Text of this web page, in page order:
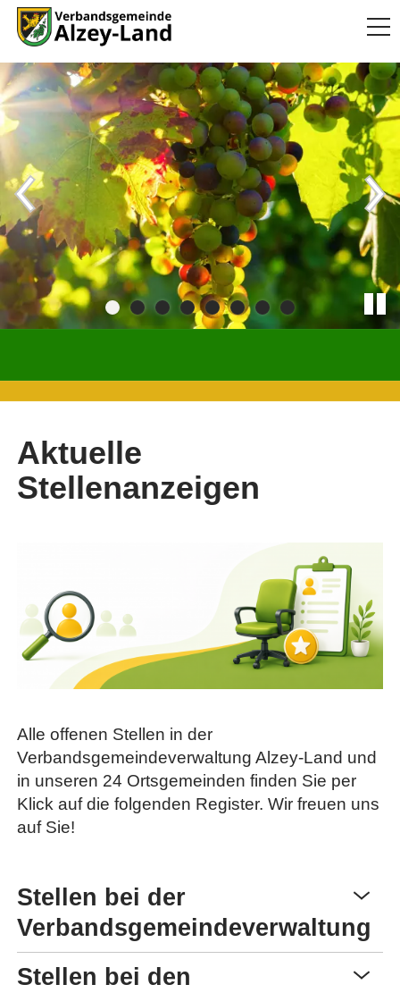
Aktuelle
Stellenanzeigen
Alle offenen Stellen in der
Verbandsgemeindeverwaltung Alzey-Land und
in unseren 24 Ortsgemeinden finden Sie per
Klick auf die folgenden Register. Wir freuen uns
auf Sie!
Stellen bei der
Verbandsgemeindeverwaltung
Stellen bei den